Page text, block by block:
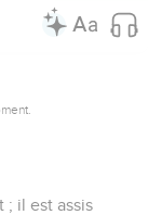
; il est assis